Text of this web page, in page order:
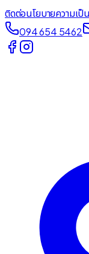
ติดต่อนโยบายความเป็
094 654 5462